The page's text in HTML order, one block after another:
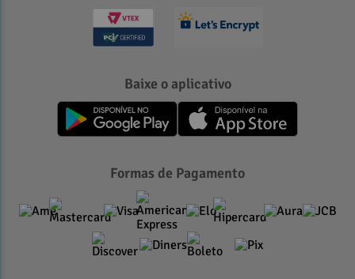
Baixe o aplicativo
Formas de Pagamento